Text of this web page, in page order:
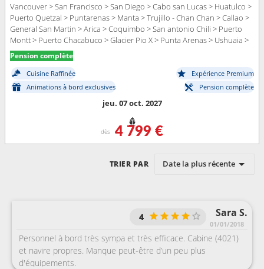
Vancouver > San Francisco > San Diego > Cabo san Lucas > Huatulco >
Puerto Quetzal > Puntarenas > Manta > Trujillo - Chan Chan > Callao >
General San Martin > Arica > Coquimbo > San antonio Chili > Puerto
Montt > Puerto Chacabuco > Glacier Pio X > Punta Arenas > Ushuaia >
Port Stanley > Montevideo > Buenos Aires
Pension complète
Cuisine Raffinée
Expérience Premium
Animations à bord exclusives
Pension complète
jeu. 07 oct. 2027
dès 4 799 €
TRIER PAR Date la plus récente
Sara S.
01/01/2018
4
Personnel à bord très sympa et très efficace. Cabine (4021)
et navire propres. Manque peut-être d’un peu plus
d'équipements.